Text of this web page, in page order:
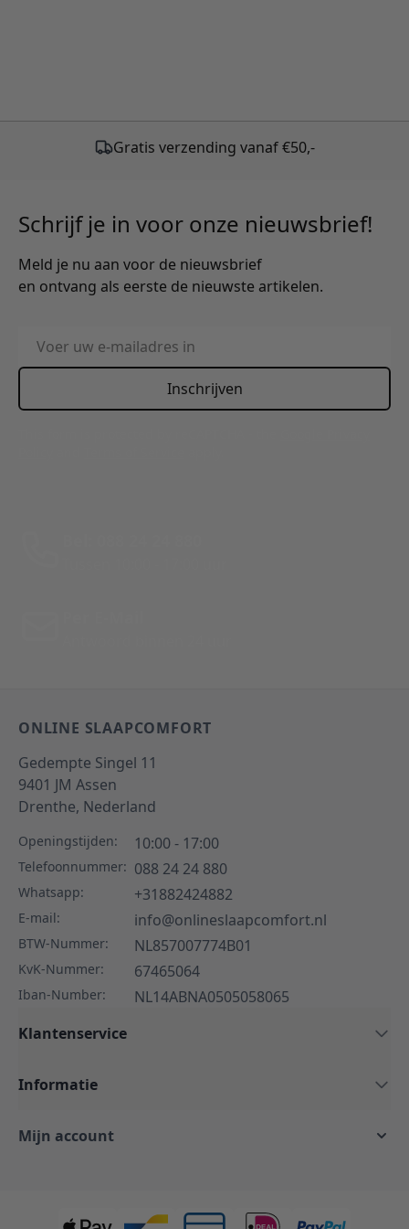
Gratis verzending vanaf €50,-
Schrijf je in voor onze nieuwsbrief!
Meld je nu aan voor de nieuwsbrief
en ontvang als eerste de nieuwste artikelen.
E-mailadres
Inschrijven
ONLINE SLAAPCOMFORT
Gedempte Singel 11
9401 JM Assen
Drenthe, Nederland
Openingstijden: 10:00 - 17:00
Telefoonnummer: 088 24 24 880
Whatsapp: +31882424882
E-mail: info@onlineslaapcomfort.nl
BTW-Nummer: NL857007774B01
KvK-Nummer: 67465064
Iban-Number:
NL14ABNA0505058065
Klantenservice
Informatie
Mijn account